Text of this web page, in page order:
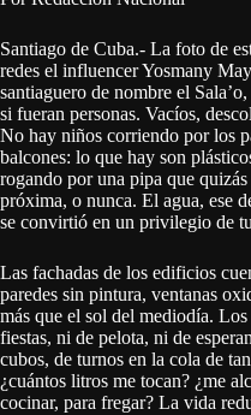
Santiago de Cuba.- La foto de
redes el influencer Yosmany
santiaguero de nombre el
si fueran personas. Vacíos,
No hay niños corriendo por los
balcones: lo que hay son
rogando por una pipa que
próxima, o nunca. El agua, ese
se convirtió en un privilegio de
Las fachadas de los edificios
paredes sin pintura, ventanas
más que el sol del mediodía.
fiestas, ni de pelota, ni de
cubos, de turnos en la cola de
¿cuántos litros me tocan? ¿me
cocinar, para fregar? La vida